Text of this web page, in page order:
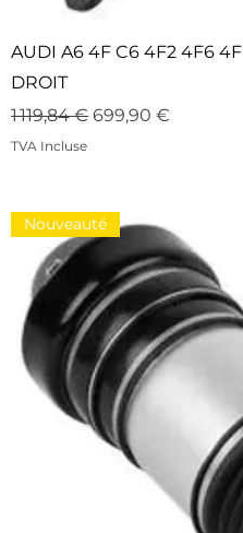
AUDI A6 4F C6 4F2 4F6
DROIT
Prix original
1 119,84 € Prix
699,90 €
TVA Incluse
Nouveauté